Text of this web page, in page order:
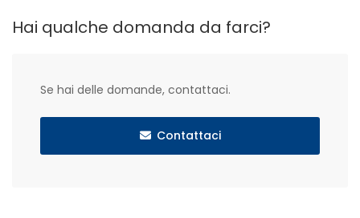
Hai qualche domanda da farci?
Se hai delle domande, contattaci.
Contattaci